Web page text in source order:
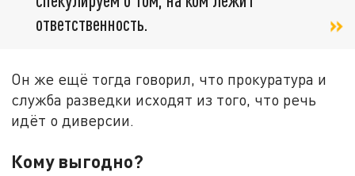
ответственность.
Он же ещё тогда говорил, что прокуратура и
служба разведки исходят из того, что речь
идёт о диверсии.
Кому выгодно?